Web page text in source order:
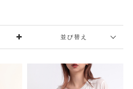
並び替え